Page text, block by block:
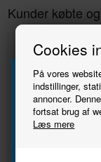
Cookies
På vores
indstillinger,
annoncer.
fortsat brug af
Læs mere
Kunder købte